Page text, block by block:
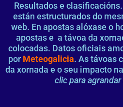
Resultados e
están estructurados do
web. En apostas alóxase o
apostas e a távoa da
colocadas. Datos oficiais
por Meteogalicia. As távoas
da xornada e o seu impacto
clic para agrandar